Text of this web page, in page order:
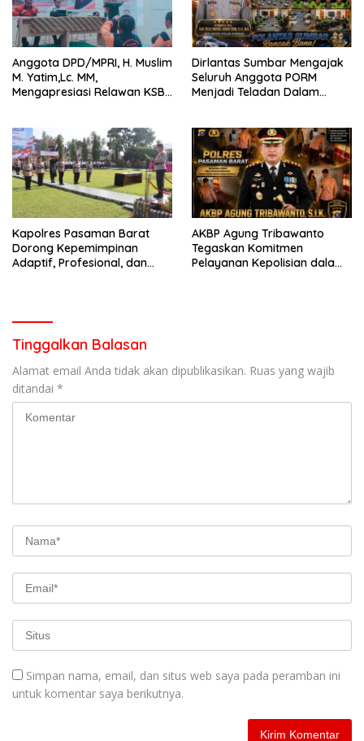
Anggota DPD/MPRI, H. Muslim
M. Yatim,Lc. MM,
Mengapresiasi Relawan KSB
Bencana
Dirlantas Sumbar Mengajak
Seluruh Anggota PORM
Menjadi Teladan Dalam
Perlengkapan Keselamatan
Berkendara
Kapolres Pasaman Barat
Dorong Kepemimpinan
Adaptif, Profesional, dan
AKBP Agung Tribawanto
Tegaskan Komitmen
Pelayanan Kepolisian dalam
Tinggalkan Balasan
Alamat email Anda tidak akan dipublikasikan. Ruas yang wajib
ditandai *
Simpan nama, email, dan situs web saya pada peramban ini
untuk komentar saya berikutnya.